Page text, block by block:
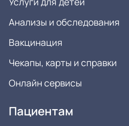
Анализы и обследования
Вакцинация
Чекапы, карты и справки
Онлайн сервисы
Пациентам